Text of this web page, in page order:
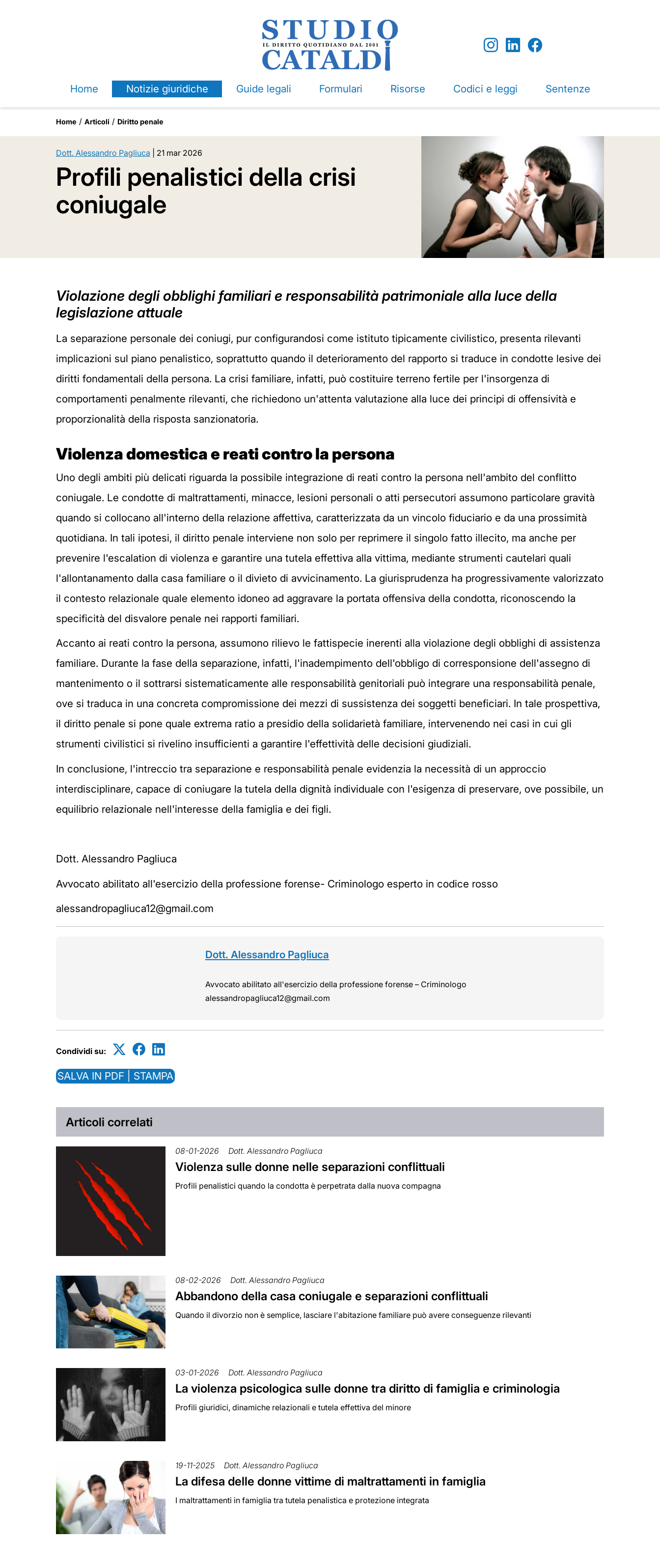
Home Notizie giuridiche Guide legali Formulari Risorse Codici e leggi Sentenze
Home Articoli Diritto penale
Dott. Alessandro Pagliuca 21 mar 2026
Profili penalistici della crisi
coniugale
Violazione degli obblighi familiari e responsabilità patrimoniale alla luce della
legislazione attuale
La separazione personale dei coniugi, pur configurandosi come istituto tipicamente civilistico, presenta rilevanti
implicazioni sul piano penalistico, soprattutto quando il deterioramento del rapporto si traduce in condotte lesive dei
diritti fondamentali della persona. La crisi familiare, infatti, può costituire terreno fertile per l'insorgenza di
comportamenti penalmente rilevanti, che richiedono un'attenta valutazione alla luce dei principi di offensività e
proporzionalità della risposta sanzionatoria.
Violenza domestica e reati contro la persona
Uno degli ambiti più delicati riguarda la possibile integrazione di reati contro la persona nell'ambito del conflitto
coniugale. Le condotte di maltrattamenti, minacce, lesioni personali o atti persecutori assumono particolare gravità
quando si collocano all'interno della relazione affettiva, caratterizzata da un vincolo fiduciario e da una prossimità
quotidiana. In tali ipotesi, il diritto penale interviene non solo per reprimere il singolo fatto illecito, ma anche per
prevenire l'escalation di violenza e garantire una tutela effettiva alla vittima, mediante strumenti cautelari quali
l'allontanamento dalla casa familiare o il divieto di avvicinamento. La giurisprudenza ha progressivamente valorizzato
il contesto relazionale quale elemento idoneo ad aggravare la portata offensiva della condotta, riconoscendo la
specificità del disvalore penale nei rapporti familiari.
Accanto ai reati contro la persona, assumono rilievo le fattispecie inerenti alla violazione degli obblighi di assistenza
familiare. Durante la fase della separazione, infatti, l'inadempimento dell'obbligo di corresponsione dell'assegno di
mantenimento o il sottrarsi sistematicamente alle responsabilità genitoriali può integrare una responsabilità penale,
ove si traduca in una concreta compromissione dei mezzi di sussistenza dei soggetti beneficiari. In tale prospettiva,
il diritto penale si pone quale extrema ratio a presidio della solidarietà familiare, intervenendo nei casi in cui gli
strumenti civilistici si rivelino insufficienti a garantire l'effettività delle decisioni giudiziali.
In conclusione, l'intreccio tra separazione e responsabilità penale evidenzia la necessità di un approccio
interdisciplinare, capace di coniugare la tutela della dignità individuale con l'esigenza di preservare, ove possibile, un
equilibrio relazionale nell'interesse della famiglia e dei figli.
Dott. Alessandro Pagliuca
Avvocato abilitato all'esercizio della professione forense- Criminologo esperto in codice rosso
alessandropagliuca12@gmail.com
Dott. Alessandro Pagliuca
Avvocato abilitato all'esercizio della professione forense – Criminologo
alessandropagliuca12@gmail.com
Condividi su:
SALVA IN PDF | STAMPA
Articoli correlati
08-01-2026 Dott. Alessandro Pagliuca
Violenza sulle donne nelle separazioni conflittuali
Profili penalistici quando la condotta è perpetrata dalla nuova compagna
08-02-2026 Dott. Alessandro Pagliuca
Abbandono della casa coniugale e separazioni conflittuali
Quando il divorzio non è semplice, lasciare l'abitazione familiare può avere conseguenze rilevanti
03-01-2026 Dott. Alessandro Pagliuca
La violenza psicologica sulle donne tra diritto di famiglia e criminologia
Profili giuridici, dinamiche relazionali e tutela effettiva del minore
19-11-2025 Dott. Alessandro Pagliuca
La difesa delle donne vittime di maltrattamenti in famiglia
I maltrattamenti in famiglia tra tutela penalistica e protezione integrata